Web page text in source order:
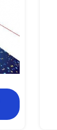
мм:
указана